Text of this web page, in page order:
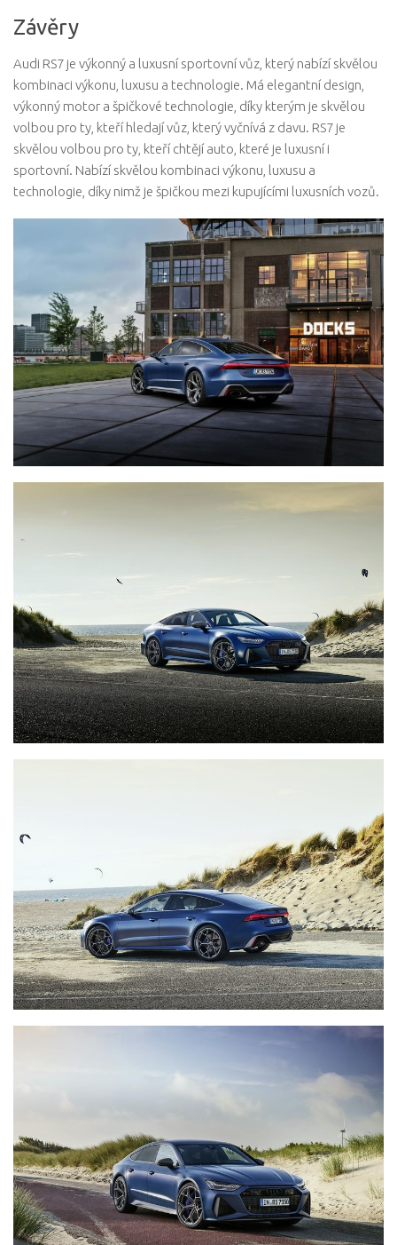
Závěry
Audi RS7 je výkonný a luxusní sportovní vůz, který nabízí skvělou
kombinaci výkonu, luxusu a technologie. Má elegantní design,
výkonný motor a špičkové technologie, díky kterým je skvělou
volbou pro ty, kteří hledají vůz, který vyčnívá z davu. RS7 je
skvělou volbou pro ty, kteří chtějí auto, které je luxusní i
sportovní. Nabízí skvělou kombinaci výkonu, luxusu a
technologie, díky nimž je špičkou mezi kupujícími luxusních vozů.